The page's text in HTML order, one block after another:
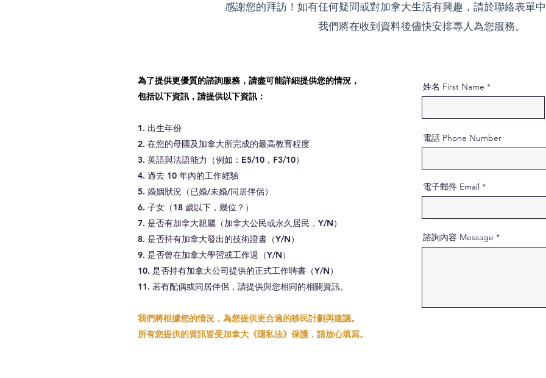
感謝您的拜訪！如有任何疑問或對加拿大生活有興趣，請於聯絡表單
我們將在收到資料後儘快安排專人為您服務。
為了提供更優質的諮詢服務，請盡可能詳細提供您的情況，
包括以下資訊，請提供以下資訊：
1. 出生年份
2. 在您的母國及加拿大所完成的最高教育程度
3. 英語與法語能力（例如：E5/10，F3/10）
4. 過去 10 年內的工作經驗
5. 婚姻狀況（已婚/未婚/同居伴侶）
6. 子女（18 歲以下，幾位？）
7. 是否有加拿大親屬（加拿大公民或永久居民，Y/N）
8. 是否持有加拿大發出的技術證書（Y/N）
9. 是否曾在加拿大學習或工作過（Y/N）
10. 是否持有加拿大公司提供的正式工作聘書（Y/N）
11. 若有配偶或同居伴侶，請提供與您相同的相關資訊。
我們將根據您的情況，為您提供更合適的移民計劃與建議。
所有您提供的資訊皆受加拿大《隱私法》保護，請放心填寫。
姓名 First Name
電話 Phone Number
電子郵件 Email
諮詢內容 Message